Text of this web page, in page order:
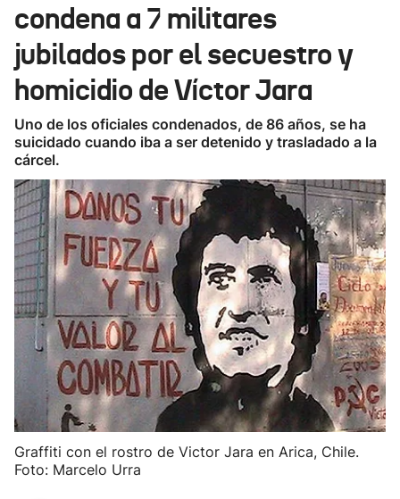
Ikusmiran
Eguraldia
condena a 7 militares
jubilados por el secuestro y
homicidio de Víctor Jara
Uno de los oficiales condenados, de 86 años, se ha
suicidado cuando iba a ser detenido y trasladado a la
cárcel.
Graffiti con el rostro de Victor Jara en Arica, Chile.
Foto: Marcelo Urra